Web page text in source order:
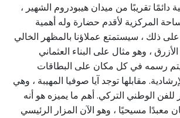
دائمًا تقريبًا من ميدان هيبودروم الشهير ،
المركزية لأقدم حضارة وله أهمية
على ذلك ، سيستمتع عملاؤنا بالمظهر الخالي
، وهو مثال على البناء العثماني
يتم رسمه في كل مكان على البطاقات
مقابلها توجد آيا صوفيا المهيبة ، وهي
الوطني التركي. أهم ما يميزه هو أنه
معبدًا مسيحيًا ، وهو الآن المزار الرئيسي